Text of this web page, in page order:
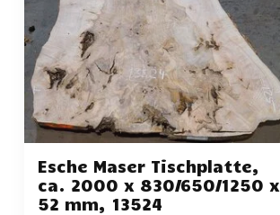
Esche Maser Tischplatte,
ca. 2000 x 830/650/1250 x
52 mm, 13524